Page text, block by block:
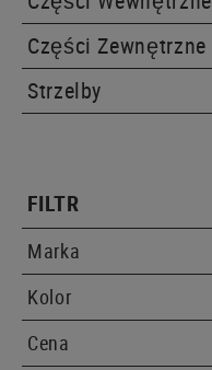
Części Zewnętrzne
Strzelby
FILTR
Marka
Kolor
Cena